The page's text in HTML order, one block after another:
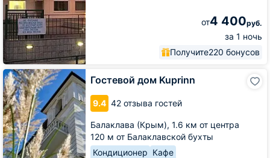
от4 400руб.
за 1 ночь
Получите220 бонусов
Гостевой дом Kuprinn
9.4 42 отзыва гостей
Балаклава (Крым), 1.6 км от центра
120 м от Балаклавской бухты
Кондиционер Кафе
Гостевой
дом
Kuprinn